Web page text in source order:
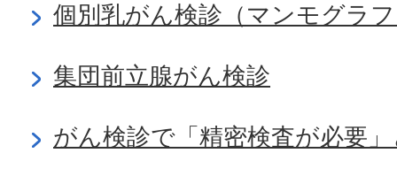
個別乳がん検診（マンモグラ
集団前立腺がん検診
がん検診で「精密検査が必要